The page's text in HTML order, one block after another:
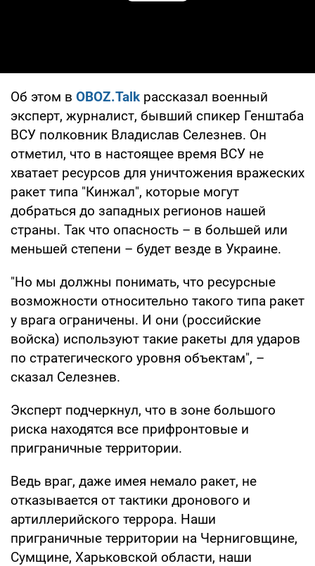
Об этом в OBOZ.Talk рассказал военный
эксперт, журналист, бывший спикер Генштаба
ВСУ полковник Владислав Селезнев. Он
отметил, что в настоящее время ВСУ не
хватает ресурсов для уничтожения вражеских
ракет типа "Кинжал", которые могут
добраться до западных регионов нашей
страны. Так что опасность – в большей или
меньшей степени – будет везде в Украине.
"Но мы должны понимать, что ресурсные
возможности относительно такого типа ракет
у врага ограничены. И они (российские
войска) используют такие ракеты для ударов
по стратегического уровня объектам", –
сказал Селезнев.
Эксперт подчеркнул, что в зоне большого
риска находятся все прифронтовые и
приграничные территории.
Ведь враг, даже имея немало ракет, не
отказывается от тактики дронового и
артиллерийского террора. Наши
приграничные территории на Черниговщине,
Сумщине, Харьковской области, наши